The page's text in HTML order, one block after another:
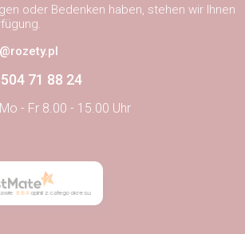
oder Bedenken haben, stehen wir Ihnen
71 88 24
- Fr 8.00 - 15.00 Uhr
884opinii z całego okresu